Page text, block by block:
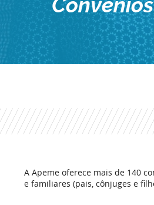
Convênios
A Apeme oferece mais de 140
e familiares (pais, cônjuges e